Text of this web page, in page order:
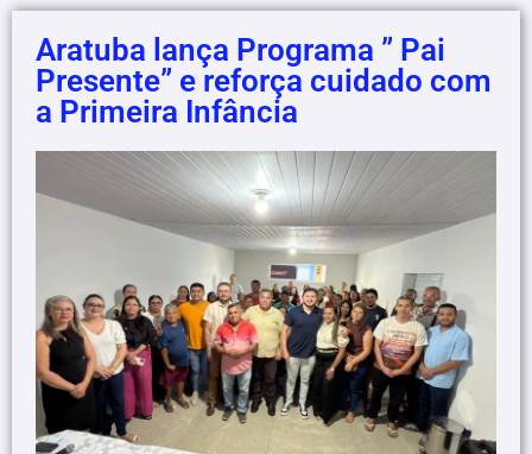
Aratuba lança Programa ” Pai
Presente” e reforça cuidado com
a Primeira Infância